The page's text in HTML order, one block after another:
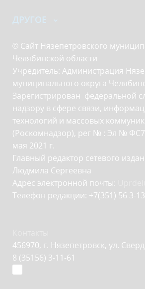
ДРУГОЕ
© Сайт Нязепетровского
Челябинской области
Учредитель: Администрация
муниципального округа
Зарегистрирован федеральной
надзору в сфере связи,
технологий и массовых
(Роскомнадзор), рег № : Эл №
мая 2021 г.
Главный редактор сетевого
Людмила Сергеевна
Адрес электронной почты:
Телефон редакции: +7(351) 56 3-
456970, г. Нязепетровск, ул.
8 (35156) 3-11-61